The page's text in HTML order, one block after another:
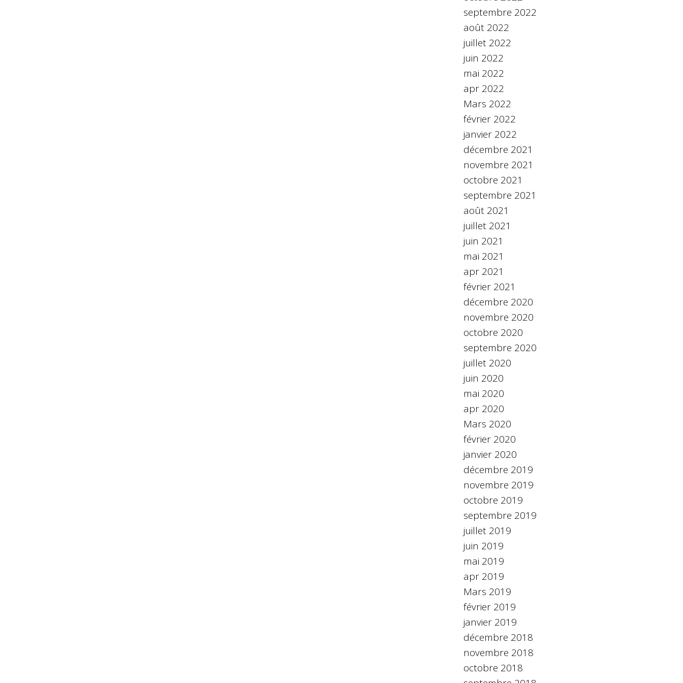
septembre 2022
août 2022
juillet 2022
juin 2022
mai 2022
apr 2022
Mars 2022
février 2022
janvier 2022
décembre 2021
novembre 2021
octobre 2021
septembre 2021
août 2021
juillet 2021
juin 2021
mai 2021
apr 2021
février 2021
décembre 2020
novembre 2020
octobre 2020
septembre 2020
juillet 2020
juin 2020
mai 2020
apr 2020
Mars 2020
février 2020
janvier 2020
décembre 2019
novembre 2019
octobre 2019
septembre 2019
juillet 2019
juin 2019
mai 2019
apr 2019
Mars 2019
février 2019
janvier 2019
décembre 2018
novembre 2018
octobre 2018